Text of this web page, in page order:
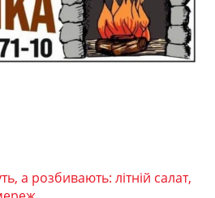
а розбивають: літній салат,